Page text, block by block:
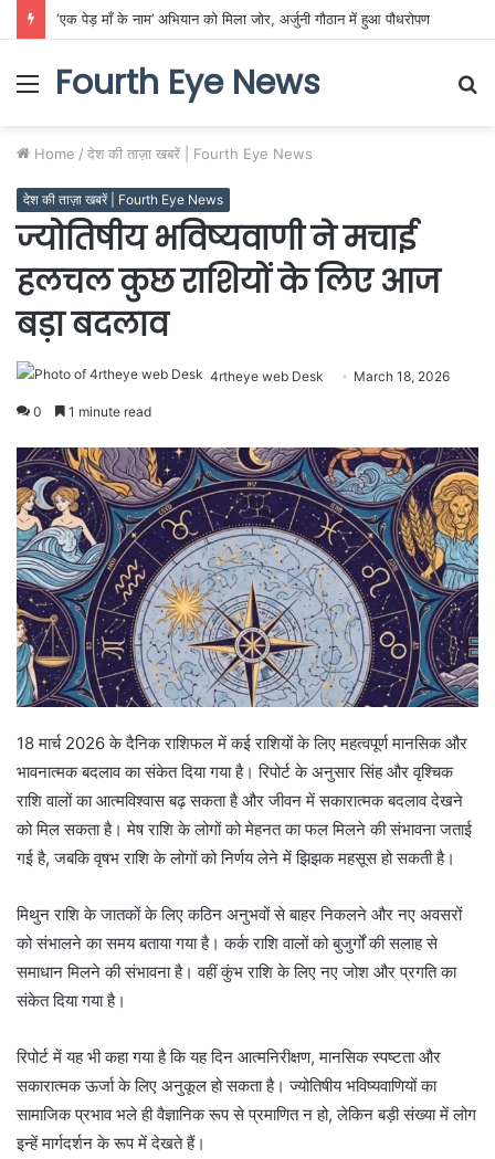
‘एक पेड़ माँ के नाम’ अभियान को मिला जोर, अर्जुनी गौठान में हुआ पौधरोपण
Menu
Fourth Eye News
Home / देश की ताज़ा खबरें | Fourth Eye News
देश की ताज़ा खबरें | Fourth Eye News
ज्योतिषीय भविष्यवाणी ने मचाई
हलचल कुछ राशियों के लिए आज
बड़ा बदलाव
4rtheye web Desk March 18, 2026
0 1 minute read
18 मार्च 2026 के दैनिक राशिफल में कई राशियों के लिए महत्वपूर्ण मानसिक और
भावनात्मक बदलाव का संकेत दिया गया है। रिपोर्ट के अनुसार सिंह और वृश्चिक
राशि वालों का आत्मविश्वास बढ़ सकता है और जीवन में सकारात्मक बदलाव देखने
को मिल सकता है। मेष राशि के लोगों को मेहनत का फल मिलने की संभावना जताई
गई है, जबकि वृषभ राशि के लोगों को निर्णय लेने में झिझक महसूस हो सकती है।
मिथुन राशि के जातकों के लिए कठिन अनुभवों से बाहर निकलने और नए अवसरों
को संभालने का समय बताया गया है। कर्क राशि वालों को बुजुर्गों की सलाह से
समाधान मिलने की संभावना है। वहीं कुंभ राशि के लिए नए जोश और प्रगति का
संकेत दिया गया है।
रिपोर्ट में यह भी कहा गया है कि यह दिन आत्मनिरीक्षण, मानसिक स्पष्टता और
सकारात्मक ऊर्जा के लिए अनुकूल हो सकता है। ज्योतिषीय भविष्यवाणियों का
सामाजिक प्रभाव भले ही वैज्ञानिक रूप से प्रमाणित न हो, लेकिन बड़ी संख्या में लोग
इन्हें मार्गदर्शन के रूप में देखते हैं।